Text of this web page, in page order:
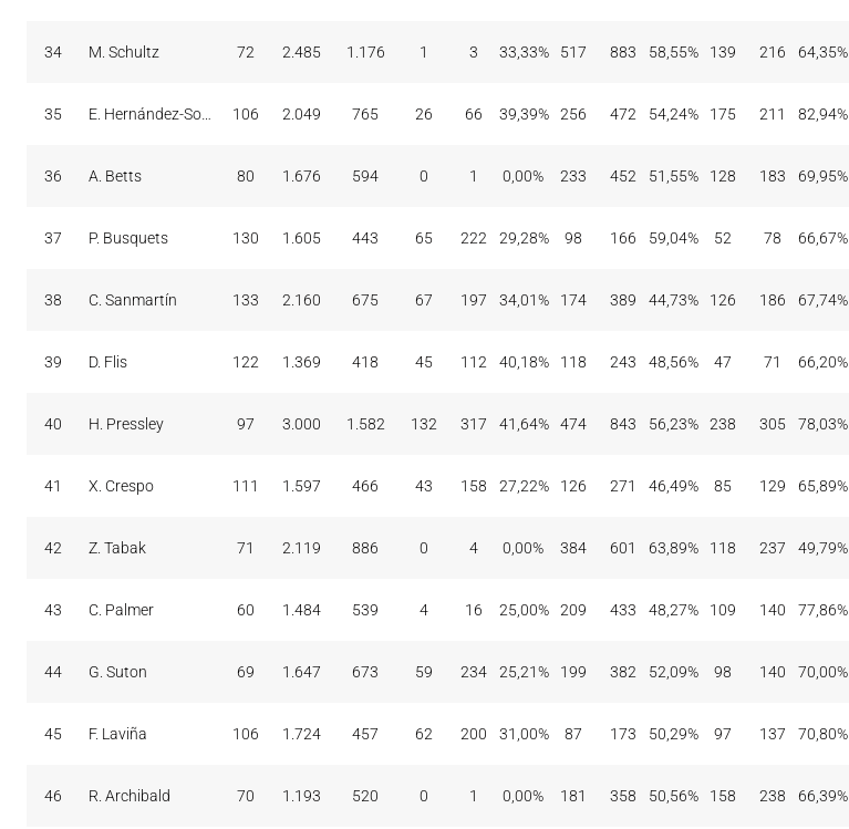
34 M. Schultz 72 2.485 1.176 1 3 33,33% 517 883 58,55% 139 216 64,35%
35 106 2.049 765 26 66 39,39% 256 472 54,24% 175 211 82,94%
36 A. Betts 80 1.676 594 0 1 0,00% 233 452 51,55% 128 183 69,95%
37 P. Busquets 130 1.605 443 65 222 29,28% 98 166 59,04% 52 78 66,67%
38 C. Sanmartín 133 2.160 675 67 197 34,01% 174 389 44,73% 126 186 67,74%
39 D. Flis 122 1.369 418 45 112 40,18% 118 243 48,56% 47 71 66,20%
40 H. Pressley 97 3.000 1.582 132 317 41,64% 474 843 56,23% 238 305 78,03%
41 X. Crespo 111 1.597 466 43 158 27,22% 126 271 46,49% 85 129 65,89%
42 Z. Tabak 71 2.119 886 0 4 0,00% 384 601 63,89% 118 237 49,79%
43 C. Palmer 60 1.484 539 4 16 25,00% 209 433 48,27% 109 140 77,86%
44 G. Suton 69 1.647 673 59 234 25,21% 199 382 52,09% 98 140 70,00%
45 F. Laviña 106 1.724 457 62 200 31,00% 87 173 50,29% 97 137 70,80%
46 R. Archibald 70 1.193 520 0 1 0,00% 181 358 50,56% 158 238 66,39%